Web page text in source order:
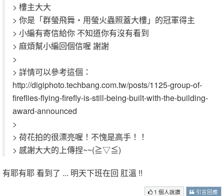
> 樓主大大
> 你是「群螢飛舞‧用螢火蟲照蓋大樓」的冠軍得主
> 小編有寄信給你 不知道你有沒有看到
> 麻煩幫小編回個信喔 謝謝
>
> 詳情可以參考這個：
http://digiphoto.techbang.com.tw/posts/1125-group-of-
fireflies-flying-firefly-is-still-being-built-with-the-building-
award-announced
>
> 荷花拍的很漂亮喔！不愧是高手！！
> 感謝大大的上傳捏~~(≧▽≦)
有耶有耶 看到了 ... 明天下班在回 肛溫 !!
1 個人說讚 引言回應